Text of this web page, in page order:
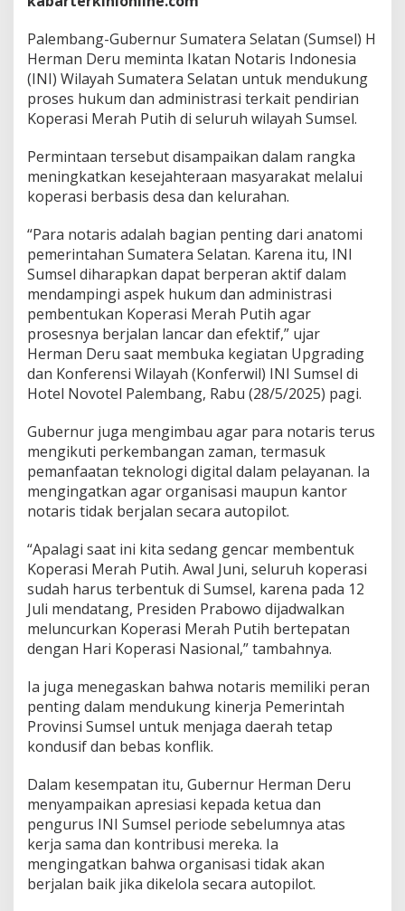
r
D
o
r
o
n
g
o
t
a
r
s
d
i
S
u
m
s
l
K
a
a
L
e
g
a
t
a
s
K
o
p
e
a
s
i
M
e
a
h
P
u
t
i
h
Palembang-Gubernur Sumatera Selatan (Sumsel) H
Herman Deru meminta Ikatan Notaris Indonesia
(INI) Wilayah Sumatera Selatan untuk mendukung
proses hukum dan administrasi terkait pendirian
Koperasi Merah Putih di seluruh wilayah Sumsel.
Permintaan tersebut disampaikan dalam rangka
meningkatkan kesejahteraan masyarakat melalui
koperasi berbasis desa dan kelurahan.
“Para notaris adalah bagian penting dari anatomi
pemerintahan Sumatera Selatan. Karena itu, INI
Sumsel diharapkan dapat berperan aktif dalam
mendampingi aspek hukum dan administrasi
pembentukan Koperasi Merah Putih agar
prosesnya berjalan lancar dan efektif,” ujar
Herman Deru saat membuka kegiatan Upgrading
dan Konferensi Wilayah (Konferwil) INI Sumsel di
Hotel Novotel Palembang, Rabu (28/5/2025) pagi.
Gubernur juga mengimbau agar para notaris terus
mengikuti perkembangan zaman, termasuk
pemanfaatan teknologi digital dalam pelayanan. Ia
mengingatkan agar organisasi maupun kantor
notaris tidak berjalan secara autopilot.
“Apalagi saat ini kita sedang gencar membentuk
Koperasi Merah Putih. Awal Juni, seluruh koperasi
sudah harus terbentuk di Sumsel, karena pada 12
Juli mendatang, Presiden Prabowo dijadwalkan
meluncurkan Koperasi Merah Putih bertepatan
dengan Hari Koperasi Nasional,” tambahnya.
Ia juga menegaskan bahwa notaris memiliki peran
penting dalam mendukung kinerja Pemerintah
Provinsi Sumsel untuk menjaga daerah tetap
kondusif dan bebas konflik.
Dalam kesempatan itu, Gubernur Herman Deru
menyampaikan apresiasi kepada ketua dan
pengurus INI Sumsel periode sebelumnya atas
kerja sama dan kontribusi mereka. Ia
mengingatkan bahwa organisasi tidak akan
berjalan baik jika dikelola secara autopilot.